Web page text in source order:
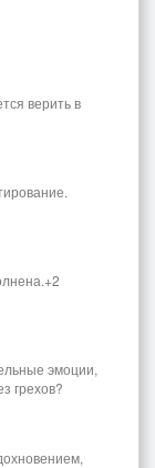
верить в
эмоции,
грехов?